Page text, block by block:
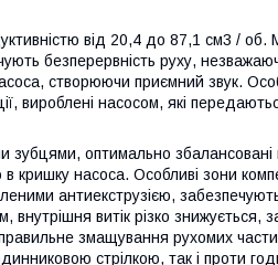
від 20,4 до 87,1 см3 /
безперервність руху,
створюючи приємний звук.
вироблені насосом, які
зубцями, оптимально
кришку насоса. Особливі зони
антиекструзією,
витік різко знижується,
змащування рухомих
стрілкою, так і проти